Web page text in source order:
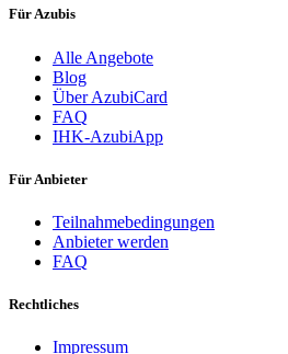
Für Azubis
Alle Angebote
Blog
Über AzubiCard
FAQ
IHK-AzubiApp
Für Anbieter
Teilnahmebedingungen
Anbieter werden
FAQ
Rechtliches
Impressum